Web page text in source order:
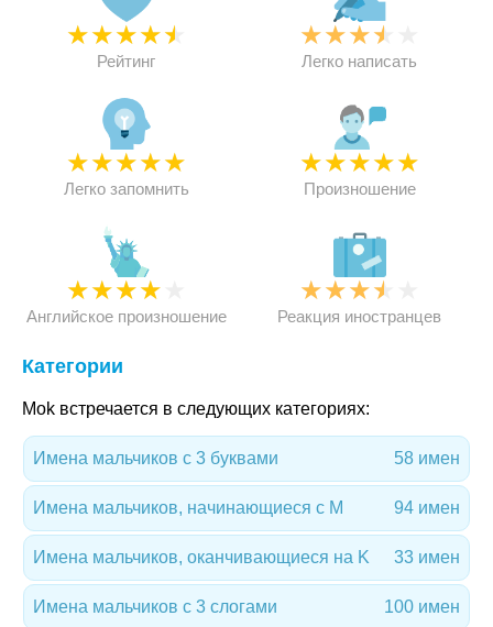
★★★★★
Рейтинг
★★★★
Легко написать
★★★★★
Легко запомнить
★★★★★
Произношение
★★★★
Английское произношение
★★★★
Реакция иностранцев
Категории
Mok встречается в следующих категориях:
Имена мальчиков с 3 буквами 58 имен
Имена мальчиков, начинающиеся с M 94 имен
Имена мальчиков, оканчивающиеся на K 33 имен
Имена мальчиков с 3 слогами 100 имен